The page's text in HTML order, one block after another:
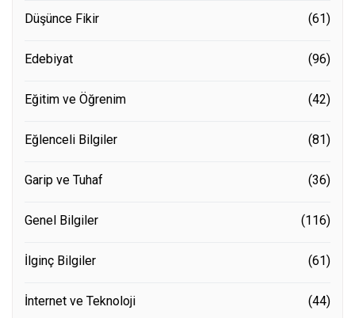
Düşünce Fikir (61)
Edebiyat (96)
Eğitim ve Öğrenim (42)
Eğlenceli Bilgiler (81)
Garip ve Tuhaf (36)
Genel Bilgiler (116)
İlginç Bilgiler (61)
İnternet ve Teknoloji (44)